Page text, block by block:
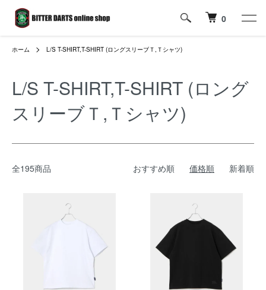
0
ホーム L/S T-SHIRT,T-SHIRT (ロングスリーブＴ,Ｔシャツ)
L/S T-SHIRT,T-SHIRT (ロング
スリーブＴ,Ｔシャツ)
全195商品 おすすめ順 価格順 新着順